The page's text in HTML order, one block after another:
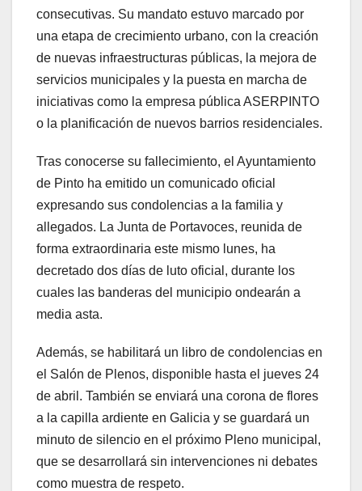
consecutivas. Su mandato estuvo marcado por
una etapa de crecimiento urbano, con la creación
de nuevas infraestructuras públicas, la mejora de
servicios municipales y la puesta en marcha de
iniciativas como la empresa pública ASERPINTO
o la planificación de nuevos barrios residenciales.
Tras conocerse su fallecimiento, el Ayuntamiento
de Pinto ha emitido un comunicado oficial
expresando sus condolencias a la familia y
allegados. La Junta de Portavoces, reunida de
forma extraordinaria este mismo lunes, ha
decretado dos días de luto oficial, durante los
cuales las banderas del municipio ondearán a
media asta.
Además, se habilitará un libro de condolencias en
el Salón de Plenos, disponible hasta el jueves 24
de abril. También se enviará una corona de flores
a la capilla ardiente en Galicia y se guardará un
minuto de silencio en el próximo Pleno municipal,
que se desarrollará sin intervenciones ni debates
como muestra de respeto.